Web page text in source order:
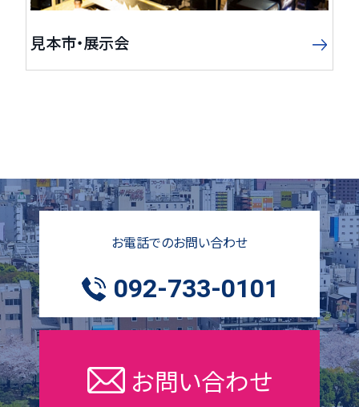
見本市・展示会
お電話でのお問い合わせ
092-733-0101
お問い合わせ